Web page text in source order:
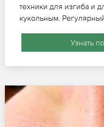
техники для изгиба и
кукольным.
Узнать